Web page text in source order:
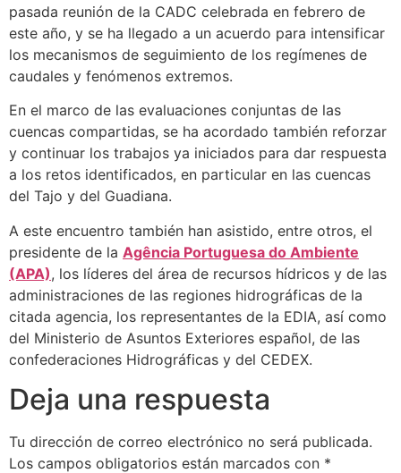
pasada reunión de la CADC celebrada en febrero de
este año, y se ha llegado a un acuerdo para intensificar
los mecanismos de seguimiento de los regímenes de
caudales y fenómenos extremos.
En el marco de las evaluaciones conjuntas de las
cuencas compartidas, se ha acordado también reforzar
y continuar los trabajos ya iniciados para dar respuesta
a los retos identificados, en particular en las cuencas
del Tajo y del Guadiana.
A este encuentro también han asistido, entre otros, el
presidente de la Agência Portuguesa do Ambiente
(APA), los líderes del área de recursos hídricos y de las
administraciones de las regiones hidrográficas de la
citada agencia, los representantes de la EDIA, así como
del Ministerio de Asuntos Exteriores español, de las
confederaciones Hidrográficas y del CEDEX.
Deja una respuesta
Tu dirección de correo electrónico no será publicada.
Los campos obligatorios están marcados con *